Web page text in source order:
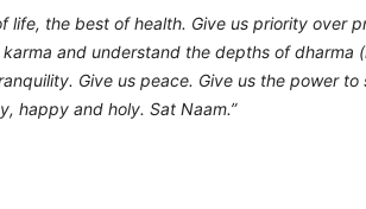
life, the best of health. Give us priority over
and understand the depths of dharma
Give us peace. Give us the power to
happy and holy. Sat Naam.”